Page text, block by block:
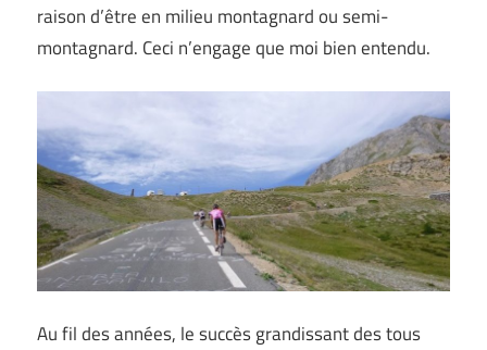
raison d’être en milieu montagnard ou semi-
montagnard. Ceci n’engage que moi bien entendu.
Au fil des années, le succès grandissant des tous